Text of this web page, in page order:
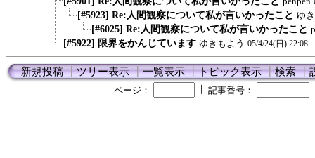
[#5923] Re:人間観察について私が言いかったこと ゆ
[#6025] Re:人間観察について私が言いかったこと
[#5922] 限界をかんじています ゆきもよう 05/4/24(日) 22:08
新規投稿┃ツリー表示┃一覧表示┃トピック表示┃検索┃
ページ： 記事番号：